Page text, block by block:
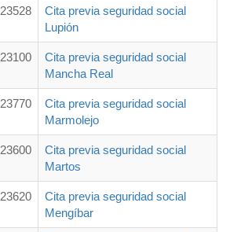
23528
Cita previa seguridad social
Lupión
23100
Cita previa seguridad social
Mancha Real
23770
Cita previa seguridad social
Marmolejo
23600
Cita previa seguridad social
Martos
23620
Cita previa seguridad social
Mengíbar